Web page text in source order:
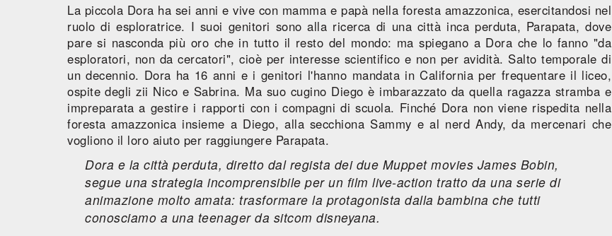
La piccola Dora ha sei anni e vive con mamma e papà nella foresta amazzonica, esercitandosi nel
ruolo di esploratrice. I suoi genitori sono alla ricerca di una città inca perduta, Parapata, dove
pare si nasconda più oro che in tutto il resto del mondo: ma spiegano a Dora che lo fanno "da
esploratori, non da cercatori", cioè per interesse scientifico e non per avidità. Salto temporale di
un decennio. Dora ha 16 anni e i genitori l'hanno mandata in California per frequentare il liceo,
ospite degli zii Nico e Sabrina. Ma suo cugino Diego è imbarazzato da quella ragazza stramba e
impreparata a gestire i rapporti con i compagni di scuola. Finché Dora non viene rispedita nella
foresta amazzonica insieme a Diego, alla secchiona Sammy e al nerd Andy, da mercenari che
vogliono il loro aiuto per raggiungere Parapata.
Dora e la città perduta, diretto dal regista dei due Muppet movies James Bobin,
segue una strategia incomprensibile per un film live-action tratto da una serie di
animazione molto amata: trasformare la protagonista dalla bambina che tutti
conosciamo a una teenager da sitcom disneyana.